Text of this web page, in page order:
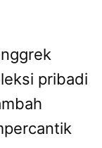
pribadi